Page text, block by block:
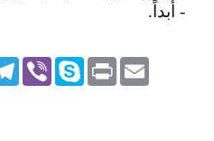
- أبداً.
ViberSkype PrintEmail